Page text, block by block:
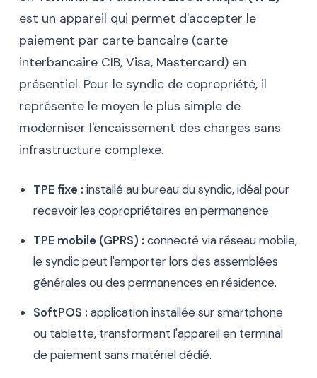
est un appareil qui permet d'accepter le
paiement par carte bancaire (carte
interbancaire CIB, Visa, Mastercard) en
présentiel. Pour le syndic de copropriété, il
représente le moyen le plus simple de
moderniser l'encaissement des charges sans
infrastructure complexe.
TPE fixe : installé au bureau du syndic, idéal pour
recevoir les copropriétaires en permanence.
TPE mobile (GPRS) : connecté via réseau mobile,
le syndic peut l'emporter lors des assemblées
générales ou des permanences en résidence.
SoftPOS : application installée sur smartphone
ou tablette, transformant l'appareil en terminal
de paiement sans matériel dédié.